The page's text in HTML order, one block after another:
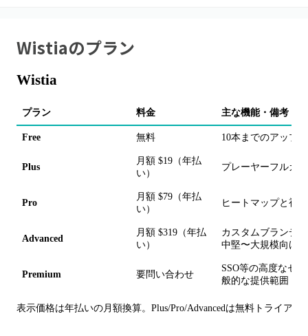
Wistiaのプラン
Wistia
プラン 料金 主な機能・備考
Free 無料 10本までのアップ
Plus
月額 $19（年払
い）
プレーヤーフルカ
Pro
月額 $79（年払
い）
ヒートマップと視
Advanced
月額 $319（年払
い）
カスタムブランデ
中堅〜大規模向け
Premium 要問い合わせ
SSO等の高度なセ
般的な提供範囲
表示価格は年払いの月額換算。Plus/Pro/Advancedは無料トライア